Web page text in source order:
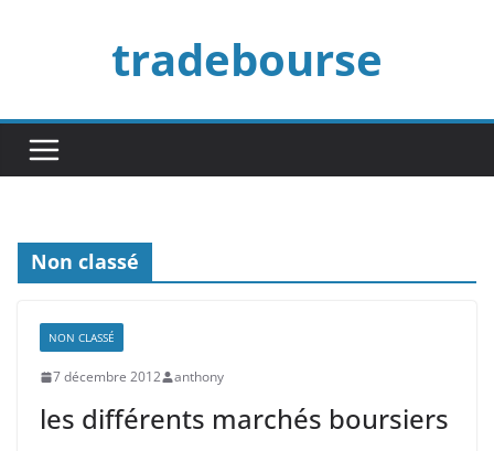
tradebourse
Non classé
NON CLASSÉ
7 décembre 2012 anthony
les différents marchés boursiers